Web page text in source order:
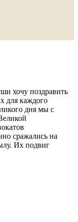
хочу поздравить
для каждого
дня мы с
сражались на
Их подвиг